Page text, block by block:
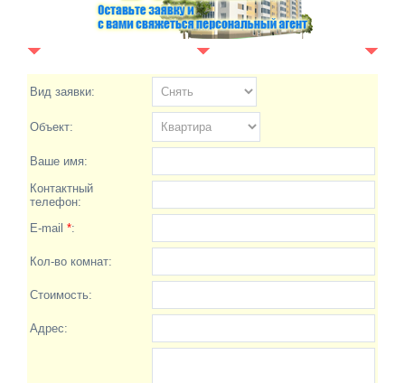
Вид заявки:
Объект:
Ваше имя:
Контактный
телефон:
E-mail *:
Кол-во комнат:
Стоимость:
Адрес: